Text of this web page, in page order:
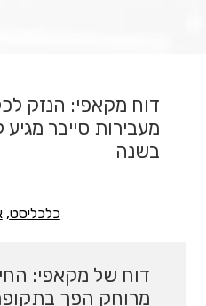
דוח מקאפי: הנזק
מעבירות סייבר מגיע
בשנה
כלכליסט
דוח של מקאפי:
מרוחק הפך